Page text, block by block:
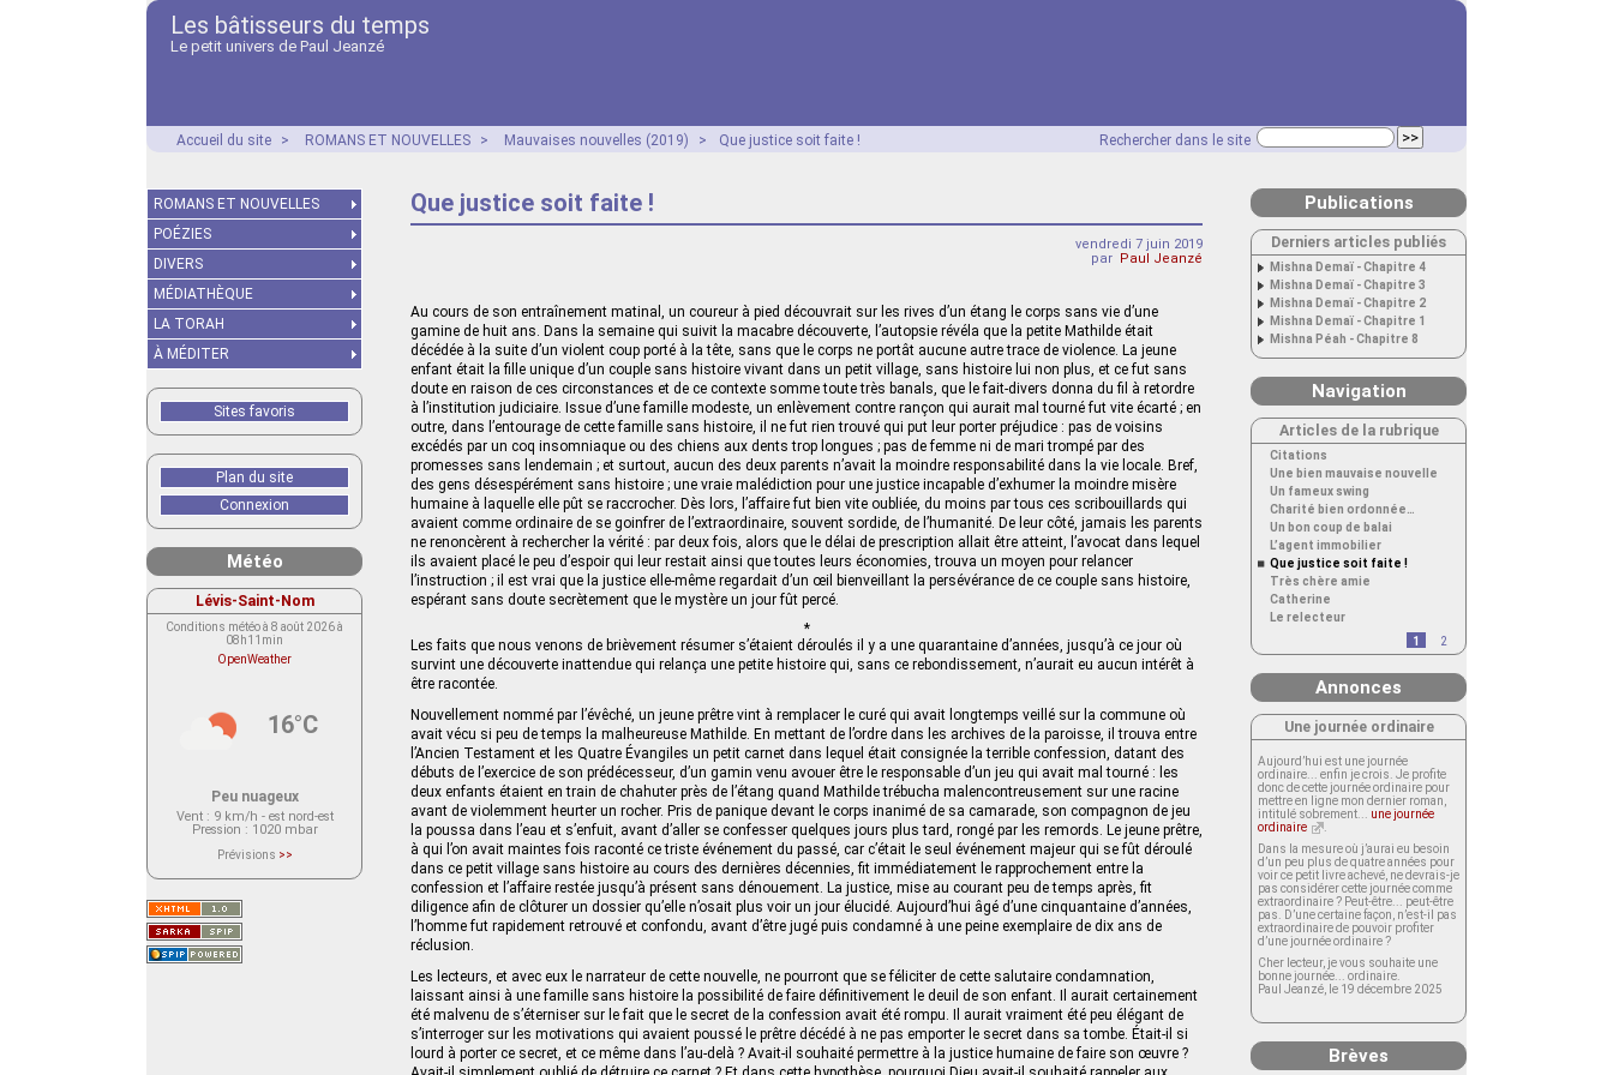
Les bâtisseurs du temps
Le petit univers de Paul Jeanzé
Rechercher dans le site
Accueil du site > ROMANS ET NOUVELLES > Mauvaises nouvelles (2019) > Que justice soit faite !
Que justice soit faite !
vendredi 7 juin 2019
par Paul Jeanzé
Au cours de son entraînement matinal, un coureur à pied découvrait sur les rives d’un étang le corps sans vie d’une
gamine de huit ans. Dans la semaine qui suivit la macabre découverte, l’autopsie révéla que la petite Mathilde était
décédée à la suite d’un violent coup porté à la tête, sans que le corps ne portât aucune autre trace de violence. La jeune
enfant était la fille unique d’un couple sans histoire vivant dans un petit village, sans histoire lui non plus, et ce fut sans
doute en raison de ces circonstances et de ce contexte somme toute très banals, que le fait-divers donna du fil à retordre
à l’institution judiciaire. Issue d’une famille modeste, un enlèvement contre rançon qui aurait mal tourné fut vite écarté ; en
outre, dans l’entourage de cette famille sans histoire, il ne fut rien trouvé qui put leur porter préjudice : pas de voisins
excédés par un coq insomniaque ou des chiens aux dents trop longues ; pas de femme ni de mari trompé par des
promesses sans lendemain ; et surtout, aucun des deux parents n’avait la moindre responsabilité dans la vie locale. Bref,
des gens désespérément sans histoire ; une vraie malédiction pour une justice incapable d’exhumer la moindre misère
humaine à laquelle elle pût se raccrocher. Dès lors, l’affaire fut bien vite oubliée, du moins par tous ces scribouillards qui
avaient comme ordinaire de se goinfrer de l’extraordinaire, souvent sordide, de l’humanité. De leur côté, jamais les parents
ne renoncèrent à rechercher la vérité : par deux fois, alors que le délai de prescription allait être atteint, l’avocat dans lequel
ils avaient placé le peu d’espoir qui leur restait ainsi que toutes leurs économies, trouva un moyen pour relancer
l’instruction ; il est vrai que la justice elle-même regardait d’un œil bienveillant la persévérance de ce couple sans histoire,
espérant sans doute secrètement que le mystère un jour fût percé.
*
Les faits que nous venons de brièvement résumer s’étaient déroulés il y a une quarantaine d’années, jusqu’à ce jour où
survint une découverte inattendue qui relança une petite histoire qui, sans ce rebondissement, n’aurait eu aucun intérêt à
être racontée.
Nouvellement nommé par l’évêché, un jeune prêtre vint à remplacer le curé qui avait longtemps veillé sur la commune où
avait vécu si peu de temps la malheureuse Mathilde. En mettant de l’ordre dans les archives de la paroisse, il trouva entre
l’Ancien Testament et les Quatre Évangiles un petit carnet dans lequel était consignée la terrible confession, datant des
débuts de l’exercice de son prédécesseur, d’un gamin venu avouer être le responsable d’un jeu qui avait mal tourné : les
deux enfants étaient en train de chahuter près de l’étang quand Mathilde trébucha malencontreusement sur une racine
avant de violemment heurter un rocher. Pris de panique devant le corps inanimé de sa camarade, son compagnon de jeu
la poussa dans l’eau et s’enfuit, avant d’aller se confesser quelques jours plus tard, rongé par les remords. Le jeune prêtre,
à qui l’on avait maintes fois raconté ce triste événement du passé, car c’était le seul événement majeur qui se fût déroulé
dans ce petit village sans histoire au cours des dernières décennies, fit immédiatement le rapprochement entre la
confession et l’affaire restée jusqu’à présent sans dénouement. La justice, mise au courant peu de temps après, fit
diligence afin de clôturer un dossier qu’elle n’osait plus voir un jour élucidé. Aujourd’hui âgé d’une cinquantaine d’années,
l’homme fut rapidement retrouvé et confondu, avant d’être jugé puis condamné à une peine exemplaire de dix ans de
réclusion.
Les lecteurs, et avec eux le narrateur de cette nouvelle, ne pourront que se féliciter de cette salutaire condamnation,
laissant ainsi à une famille sans histoire la possibilité de faire définitivement le deuil de son enfant. Il aurait certainement
été malvenu de s’éterniser sur le fait que le secret de la confession avait été rompu. Il aurait vraiment été peu élégant de
s’interroger sur les motivations qui avaient poussé le prêtre décédé à ne pas emporter le secret dans sa tombe. Était-il si
lourd à porter ce secret, et ce même dans l’au-delà ? Avait‑il souhaité permettre à la justice humaine de faire son œuvre ?
ROMANS ET NOUVELLES
POÉZIES
DIVERS
MÉDIATHÈQUE
LA TORAH
À MÉDITER
Sites favoris
Plan du site
Connexion
Météo
Lévis-Saint-Nom
Conditions météo à 8 août 2026 à
08h11min
OpenWeather
16°C
Peu nuageux
Vent: 9 km/h - est nord-est
Pression : 1020 mbar
Prévisions >>
actuellement aucune prévision
Saint-Nom.
Veuillez consulter le message du
service ci-dessous.
(401 - Invalid API key. Please see
https://openweathermap.org/faq#error401
Publications
Derniers articles publiés
Mishna Demaï - Chapitre 4
Mishna Demaï - Chapitre 3
Mishna Demaï - Chapitre 2
Mishna Demaï - Chapitre 1
Mishna Péah - Chapitre 8
Navigation
Articles de la rubrique
Citations
Une bien mauvaise nouvelle
Un fameux swing
Charité bien ordonnée…
Un bon coup de balai
L’agent immobilier
Que justice soit faite !
Très chère amie
Catherine
Le relecteur
1
2
Annonces
Une journée ordinaire
Aujourd’hui est une journée
ordinaire... enfin je crois. Je profite
donc de cette journée ordinaire pour
mettre en ligne mon dernier roman,
intitulé sobrement... une journée
ordinaire
Dans la mesure où j’aurai eu besoin
d’un peu plus de quatre années pour
voir ce petit livre achevé, ne devrais-je
pas considérer cette journée comme
extraordinaire ? Peut-être... peut-être
pas. D’une certaine façon, n’est-il pas
extraordinaire de pouvoir profiter
d’une journée ordinaire ?
Cher lecteur, je vous souhaite une
bonne journée... ordinaire.
Paul Jeanzé, le 19 décembre 2025
Brèves